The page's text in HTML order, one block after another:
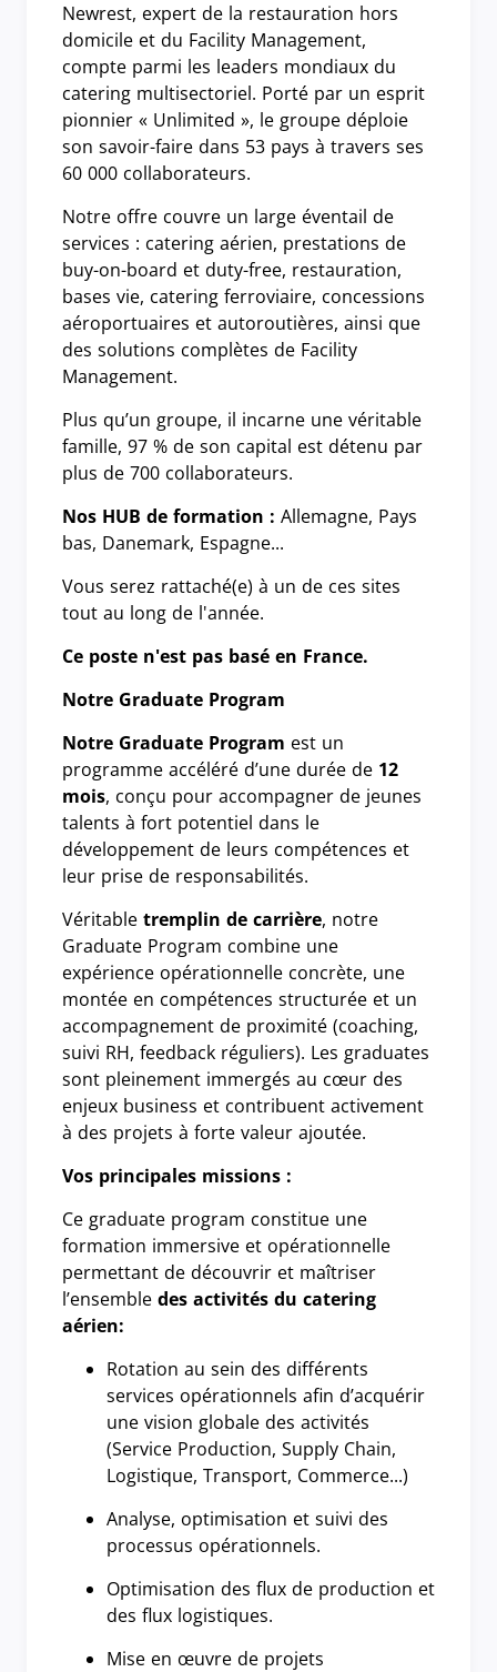
Newrest, expert de la restauration hors
domicile et du Facility Management,
compte parmi les leaders mondiaux du
catering multisectoriel. Porté par un esprit
pionnier « Unlimited », le groupe déploie
son savoir-faire dans 53 pays à travers ses
60 000 collaborateurs.
Notre offre couvre un large éventail de
services : catering aérien, prestations de
buy-on-board et duty-free, restauration,
bases vie, catering ferroviaire, concessions
aéroportuaires et autoroutières, ainsi que
des solutions complètes de Facility
Management.
Plus qu’un groupe, il incarne une véritable
famille, 97 % de son capital est détenu par
plus de 700 collaborateurs.
Nos HUB de formation : Allemagne, Pays
bas, Danemark, Espagne...
Vous serez rattaché(e) à un de ces sites
tout au long de l'année.
Ce poste n'est pas basé en France.
Notre Graduate Program
Notre Graduate Program est un
programme accéléré d’une durée de 12
mois, conçu pour accompagner de jeunes
talents à fort potentiel dans le
développement de leurs compétences et
leur prise de responsabilités.
Véritable tremplin de carrière, notre
Graduate Program combine une
expérience opérationnelle concrète, une
montée en compétences structurée et un
accompagnement de proximité (coaching,
suivi RH, feedback réguliers). Les graduates
sont pleinement immergés au cœur des
enjeux business et contribuent activement
à des projets à forte valeur ajoutée.
Vos principales missions :
Ce graduate program constitue une
formation immersive et opérationnelle
permettant de découvrir et maîtriser
l’ensemble des activités du catering
aérien:
Rotation au sein des différents
services opérationnels afin d’acquérir
une vision globale des activités
(Service Production, Supply Chain,
Logistique, Transport, Commerce...)
Analyse, optimisation et suivi des
processus opérationnels.
Optimisation des flux de production et
des flux logistiques.
Mise en œuvre de projets